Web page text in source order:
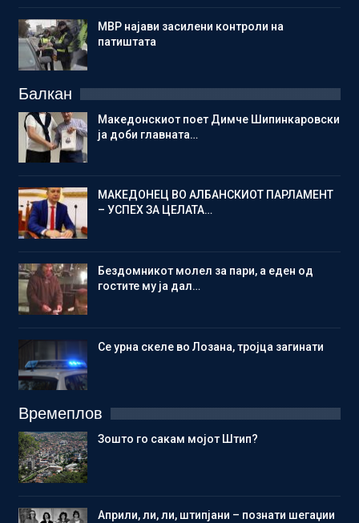
МВР најави засилени контроли на
патиштата
Балкан
Македонскиот поет Димче Шипинкаровски
ја доби главната…
МАКЕДОНЕЦ ВО АЛБАНСКИОТ ПАРЛАМЕНТ
– УСПЕХ ЗА ЦЕЛАТА…
Бездомникот молел за пари, а еден од
гостите му ја дал…
Се урна скеле во Лозана, тројца загинати
Времеплов
Зошто го сакам мојот Штип?
Aприли, ли, ли, штипјани – познати шегаџии